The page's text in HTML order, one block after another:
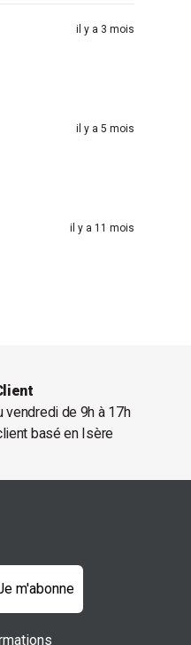
il y a 3 mois
il y a 5 mois
il y a 11 mois
vendredi de 9h à 17h
basé en Isère
m'abonne